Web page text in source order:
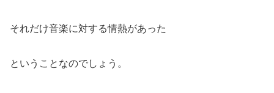
それだけ音楽に対する情熱があった
ということなのでしょう。